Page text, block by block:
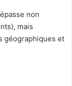
non
mais
géographiques et